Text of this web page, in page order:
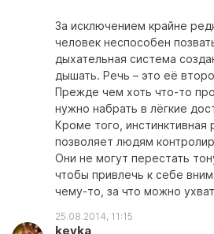
За исключением крайне
человек неспособен
дыхательная система
дышать. Речь – это её
Прежде чем хоть что-то
нужно набрать в лёгкие
Кроме того, инстинктивная
позволяет людям
Они не могут перестать
чтобы привлечь к себе
чему-то, за что можно
25.08.2014, 11:15
keyka